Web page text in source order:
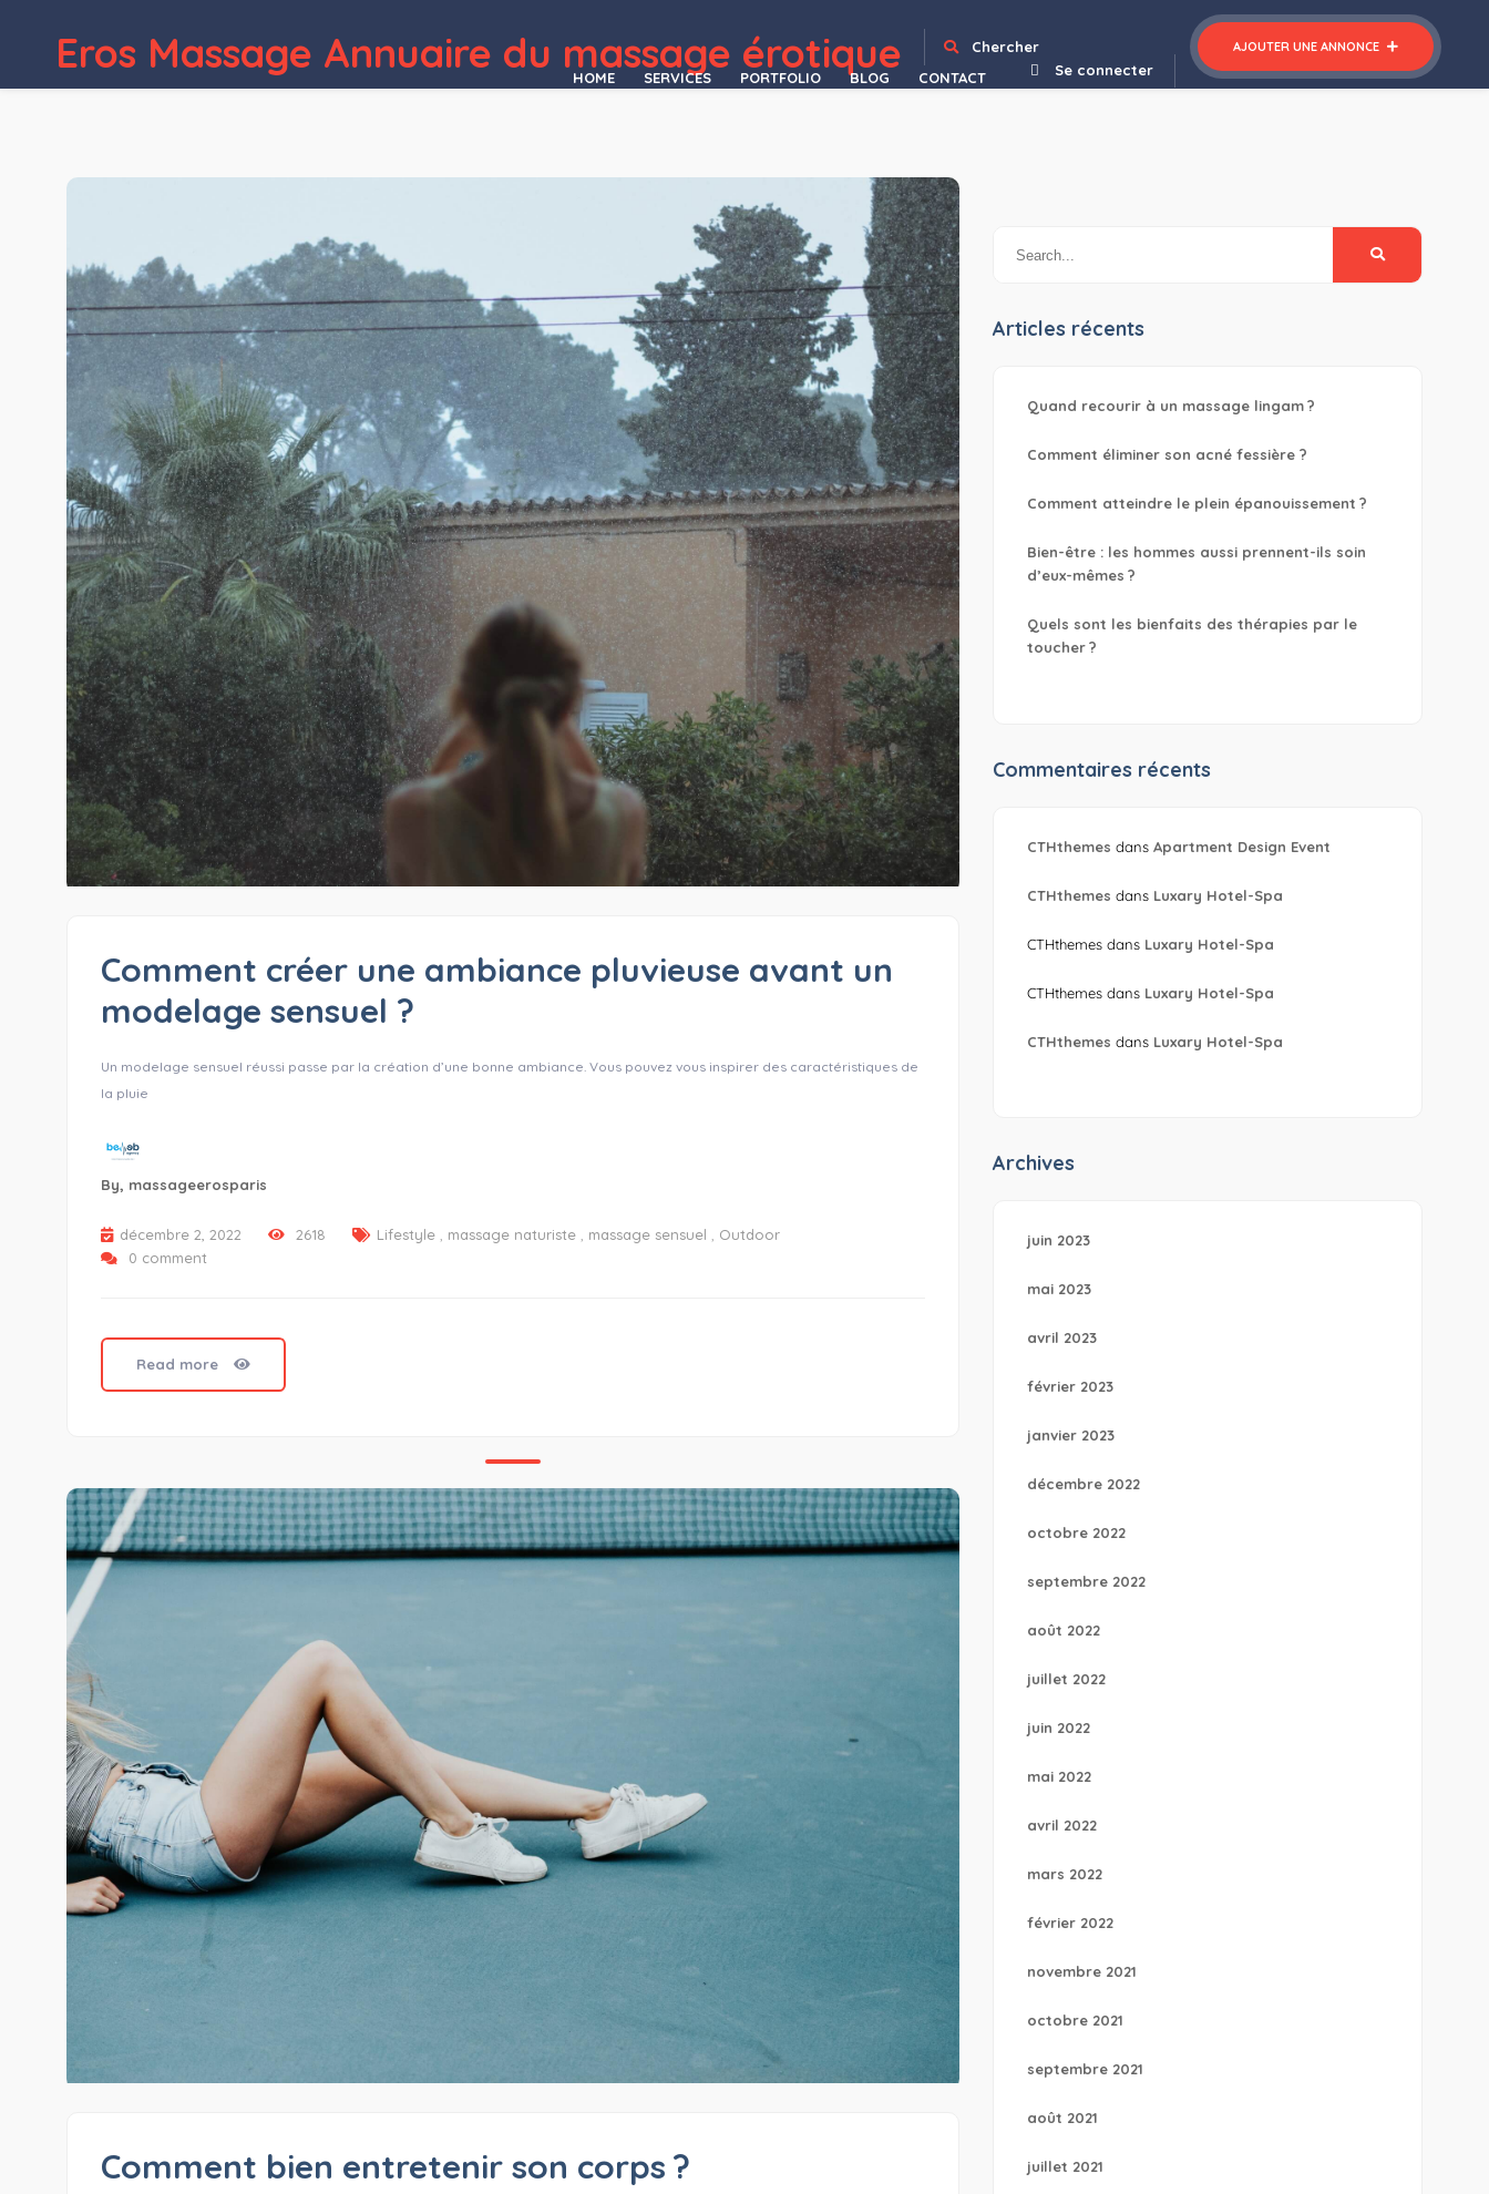
Eros Massage Annuaire du massage érotique Chercher AJOUTER UNE ANNONCE
Se connecter
HOME SERVICES PORTFOLIO BLOG CONTACT
Comment créer une ambiance pluvieuse avant un
modelage sensuel ?
Un modelage sensuel réussi passe par la création d’une bonne ambiance. Vous pouvez vous inspirer des caractéristiques de
la pluie
By, massageerosparis
décembre 2, 2022 2618 Lifestyle massage naturiste massage sensuel
Outdoor
0 comment
Read more
Comment bien entretenir son corps ?
Articles récents
Quand recourir à un massage lingam ?
Comment éliminer son acné fessière ?
Comment atteindre le plein épanouissement ?
Bien-être : les hommes aussi prennent-ils soin
d’eux-mêmes ?
Quels sont les bienfaits des thérapies par le
toucher ?
Commentaires récents
CTHthemes dans Apartment Design Event
CTHthemes dans Luxary Hotel-Spa
CTHthemes dans Luxary Hotel-Spa
CTHthemes dans Luxary Hotel-Spa
CTHthemes dans Luxary Hotel-Spa
Archives
juin 2023
mai 2023
avril 2023
février 2023
janvier 2023
décembre 2022
octobre 2022
septembre 2022
août 2022
juillet 2022
juin 2022
mai 2022
avril 2022
mars 2022
février 2022
novembre 2021
octobre 2021
septembre 2021
août 2021
juillet 2021
Lead Manager Module for Perfex CRM